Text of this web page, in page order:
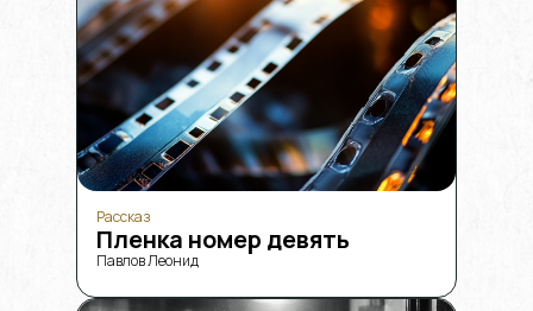
Рассказ
Пленка номер девять
Павлов Леонид